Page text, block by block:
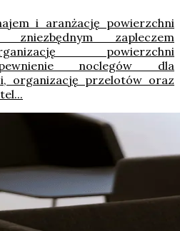
i aranżację powierzchni
zniezbędnym zapleczem
powierzchni
noclegów dla
organizację przelotów oraz